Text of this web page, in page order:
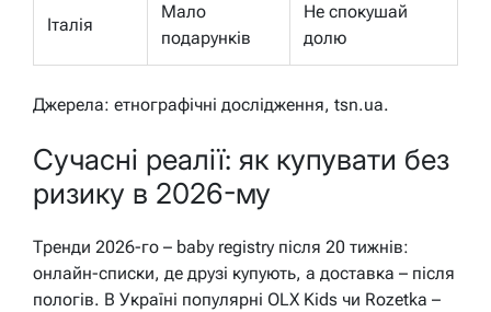
Італія
Мало
подарунків
Не спокушай
долю
Джерела: етнографічні дослідження, tsn.ua.
Сучасні реалії: як купувати без
ризику в 2026-му
Тренди 2026-го – baby registry після 20 тижнів:
онлайн-списки, де друзі купують, а доставка – після
пологів. В Україні популярні OLX Kids чи Rozetka –